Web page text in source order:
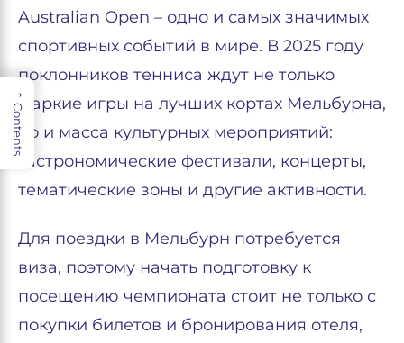
Australian Open – одно и самых значимых
спортивных событий в мире. В 2025 году
поклонников тенниса ждут не только
жаркие игры на лучших кортах Мельбурна,
но и масса культурных мероприятий:
гастрономические фестивали, концерты,
тематические зоны и другие активности.
Для поездки в Мельбурн потребуется
виза, поэтому начать подготовку к
посещению чемпионата стоит не только с
покупки билетов и бронирования отеля,
→
Contents